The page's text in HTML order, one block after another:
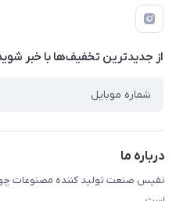
درباره ما
تماس با ما
قوانین و مقررات
راهنمای خرید
از جدید‌ترین تخفیف‌ها با‌ خبر
درباره ما
نفیس صنعت تولید کننده مصنوعات